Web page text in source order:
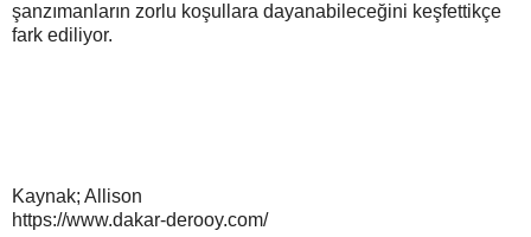
şanzımanların zorlu koşullara dayanabileceğini keşfettikçe
fark ediliyor.
Kaynak; Allison
https://www.dakar-derooy.com/